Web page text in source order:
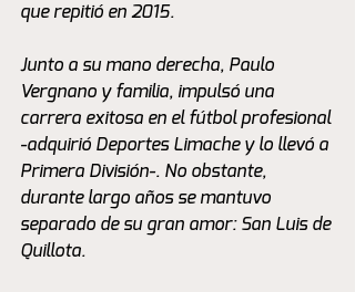
que repitió en 2015.
Junto a su mano derecha, Paulo
Vergnano y familia, impulsó una
carrera exitosa en el fútbol profesional
-adquirió Deportes Limache y lo llevó a
Primera División-. No obstante,
durante largo años se mantuvo
separado de su gran amor: San Luis de
Quillota.